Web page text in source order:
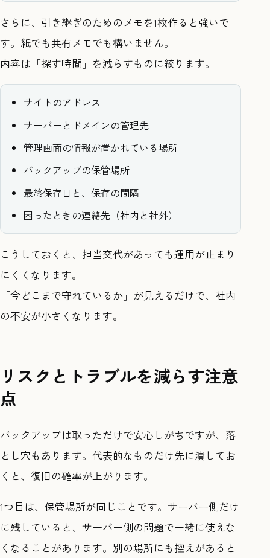
さらに、引き継ぎのためのメモを1枚作ると強いで
す。紙でも共有メモでも構いません。
内容は「探す時間」を減らすものに絞ります。
サイトのアドレス
サーバーとドメインの管理先
管理画面の情報が置かれている場所
バックアップの保管場所
最終保存日と、保存の間隔
困ったときの連絡先（社内と社外）
こうしておくと、担当交代があっても運用が止まり
にくくなります。
「今どこまで守れているか」が見えるだけで、社内
の不安が小さくなります。
リスクとトラブルを減らす注意
点
バックアップは取っただけで安心しがちですが、落
とし穴もあります。代表的なものだけ先に潰してお
くと、復旧の確率が上がります。
1つ目は、保管場所が同じことです。サーバー側だけ
に残していると、サーバー側の問題で一緒に使えな
くなることがあります。別の場所にも控えがあると